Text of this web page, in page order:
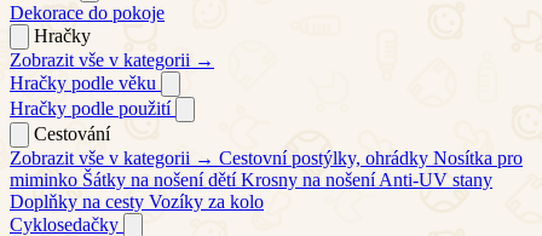
Dekorace do pokoje
Hračky
Zobrazit vše v kategorii →
Hračky podle věku
Hračky podle použití
Cestování
Zobrazit vše v kategorii → Cestovní postýlky, ohrádky Nosítka pro
miminko Šátky na nošení dětí Krosny na nošení Anti-UV stany
Doplňky na cesty Vozíky za kolo
Cyklosedačky